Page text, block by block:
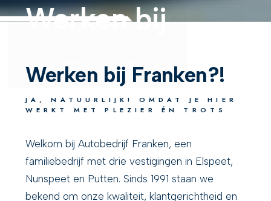
Werken bij
Werken bij Franken?!
JA, NATUURLIJK! OMDAT JE HIER
WERKT MET PLEZIER ÉN TROTS
Welkom bij Autobedrijf Franken, een
familiebedrijf met drie vestigingen in Elspeet,
Nunspeet en Putten. Sinds 1991 staan we
bekend om onze kwaliteit, klantgerichtheid en